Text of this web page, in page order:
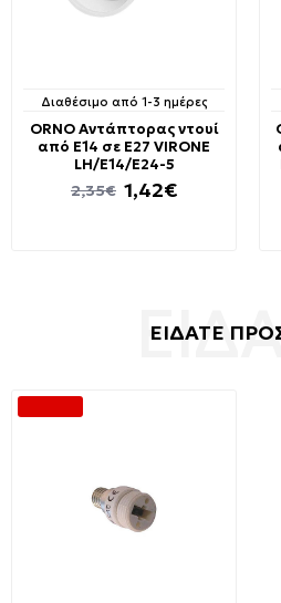
Διαθέσιμο από 1-3 ημέρες
ORNO Αντάπτορας ντουί
από E14 σε E27 VIRONE
LH/E14/E24-5
1,42€
2,35€
ΕΙΔΑΤΕ